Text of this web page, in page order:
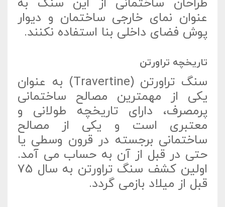
طراحان ساختمانی از این سنگ به
عنوان نمای خارجی ساختمان و دیوار
پوش فضای داخلی بنا استفاده نکنند.
تاریخچه تراورتن
سنگ تراورتن (Travertine) به عنوان
یکی از مهمترین مصالح ساختمانی
پرمصرف، دارای تاریخچه طولانی و
معتبری است و یکی از مصالح
ساختمانی برجسته در قرون وسطی یا
حتی در قبل از آن به حساب می آمد.
اولین کشف سنگ تراورتن به سال 75
قبل از میلاد بازمی گردد.